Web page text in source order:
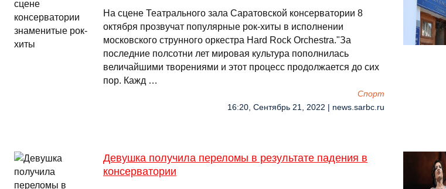
На сцене Театрального зала Саратовской консерватории 8
октября прозвучат популярные рок-хиты в исполнении
московского струнного оркестра Hard Rock Orchestra."За
последние полсотни лет мировая культура пополнилась
величайшими творениями и этот процесс продолжается до сих
пор. Кажд …
Спорт
16:20, Сентябрь 21, 2022 | news.sarbc.ru
Девушка получила переломы в результате падения в
консерватории